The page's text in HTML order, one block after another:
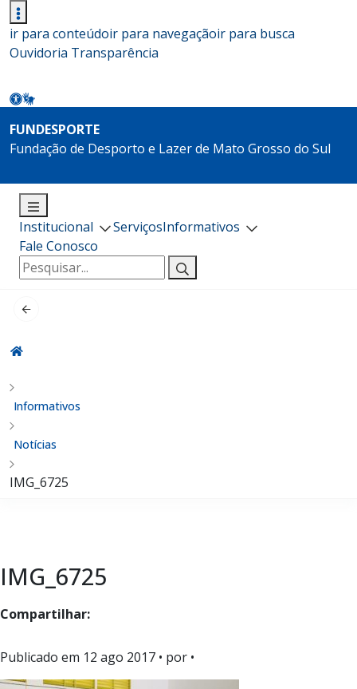
ir para conteúdoir para navegaçãoir para busca
Ouvidoria Transparência
FUNDESPORTE
Fundação de Desporto e Lazer de Mato Grosso do Sul
Institucional ServiçosInformativos
Fale Conosco
Pesquisar
por:
Informativos
Notícias
IMG_6725
IMG_6725
Compartilhar:
Publicado em 12 ago 2017 • por •